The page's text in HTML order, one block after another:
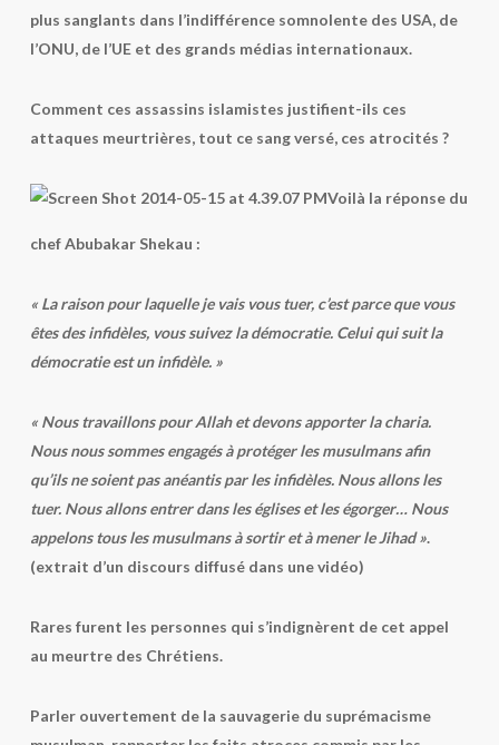
plus sanglants dans l’indifférence somnolente des USA, de
l’ONU, de l’UE et des grands médias internationaux.
Comment ces assassins islamistes justifient-ils ces
attaques meurtrières, tout ce sang versé, ces atrocités ?
Voilà la réponse du
chef Abubakar Shekau :
« La raison pour laquelle je vais vous tuer, c’est parce que vous
êtes des infidèles, vous suivez la démocratie. Celui qui suit la
démocratie est un infidèle. »
« Nous travaillons pour Allah et devons apporter la charia.
Nous nous sommes engagés à protéger les musulmans afin
qu’ils ne soient pas anéantis par les infidèles. Nous allons les
tuer. Nous allons entrer dans les églises et les égorger… Nous
appelons tous les musulmans à sortir et à mener le Jihad ».
(extrait d’un discours diffusé dans une vidéo)
Rares furent les personnes qui s’indignèrent de cet appel
au meurtre des Chrétiens.
Parler ouvertement de la sauvagerie du suprémacisme